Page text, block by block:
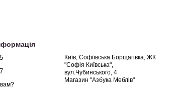
Київ, Софіївська Борщагівка, ЖК
"Софія Київська",
вул.Чубинського, 4
Магазин "Азбука Меблів"